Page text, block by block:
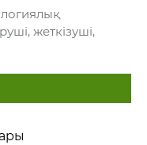
жеткізуші,